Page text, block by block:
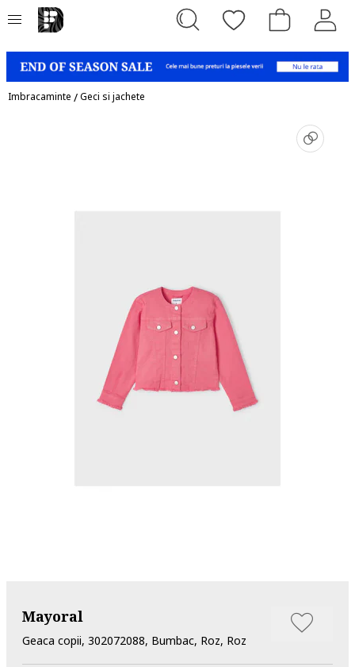
Imbracaminte /Geci si jachete
Mayoral
Geaca copii, 302072088, Bumbac, Roz, Roz